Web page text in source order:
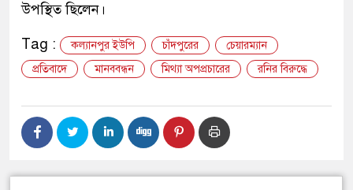
উপস্থিত ছিলেন।
Tag :
কল্যানপুর ইউপি চাঁদপুরের
চেয়ারম্যান
প্রতিবাদে
মানববন্ধন মিথ্যা অপপ্রচারের রনির বিরুদ্ধে